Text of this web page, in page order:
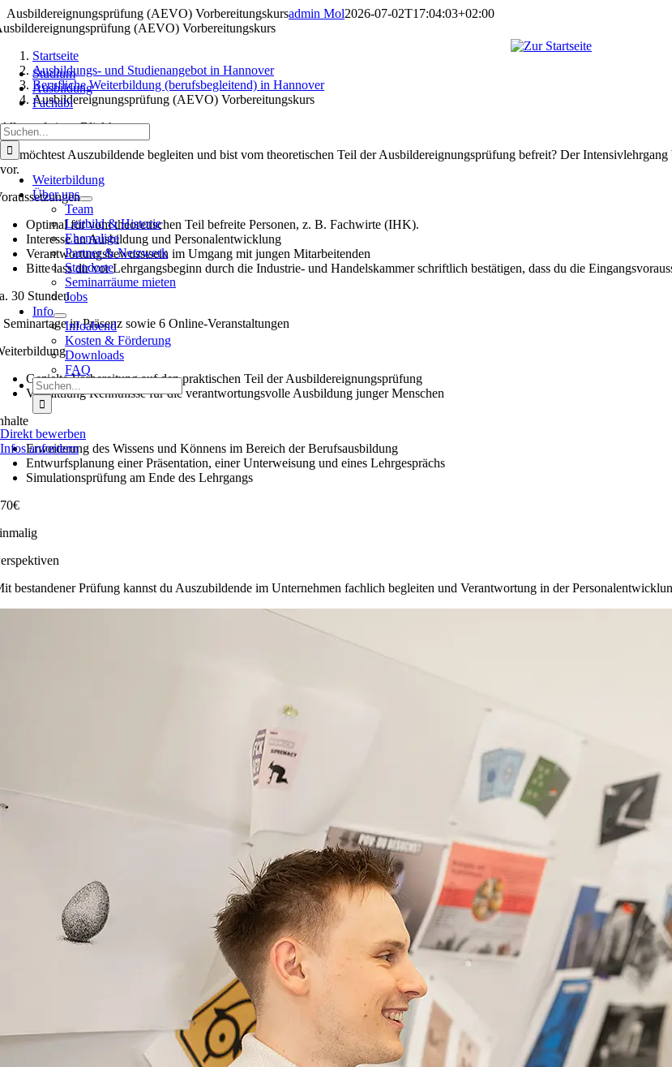
Zum
Inhalt
Studium
Ausbildung
Fachabi
Suche
nach:
Weiterbildung
Über uns
Team
Leitbild & Historie
Ehemalige
Partner & Netzwerk
Standorte
Seminarräume mieten
Jobs
Info
Infoabend
Kosten & Förderung
Downloads
FAQ
Suche
nach:
Direkt bewerben
Infos anfordern
Ausbildereignungsprüfung (AEVO) Vorbereitungskursadmin Mol2026-07-02T17:04:03+02:00
(AEVO) Vorbereitungs­kurs
Startseite
Ausbildungs- und Studienangebot in Hannover
Berufliche Weiterbildung (berufsbegleitend) in Hannover
Ausbildereignungsprüfung (AEVO) Vorbereitungskurs
Alles auf einen Blick!
Du möchtest Auszubildende begleiten und bist vom theoretischen Teil der Ausbildereignungsprüfung befreit? Der
vor.
Optimal für vom theoretischen Teil befreite Personen, z. B. Fachwirte (IHK).
Interesse an Ausbildung und Personalentwicklung
Verantwortungsbewusstsein im Umgang mit jungen Mitarbeitenden
Bitte lass dir vor Lehrgangsbeginn durch die Industrie- und Handelskammer schriftlich bestätigen, dass du die
30 Stunden
Seminartage in Präsenz sowie 6 Online-Veranstaltungen
Gezielte Vorbereitung auf den praktischen Teil der Ausbildereignungsprüfung
Vermittlung Kenntnisse für die verantwortungsvolle Ausbildung junger Menschen
Erweiterung des Wissens und Könnens im Bereich der Berufsausbildung
Entwurfsplanung einer Präsentation, einer Unterweisung und eines Lehrgesprächs
Simulationsprüfung am Ende des Lehrgangs
bestandener Prüfung kannst du Auszubildende im Unternehmen fachlich begleiten und Verantwortung in der